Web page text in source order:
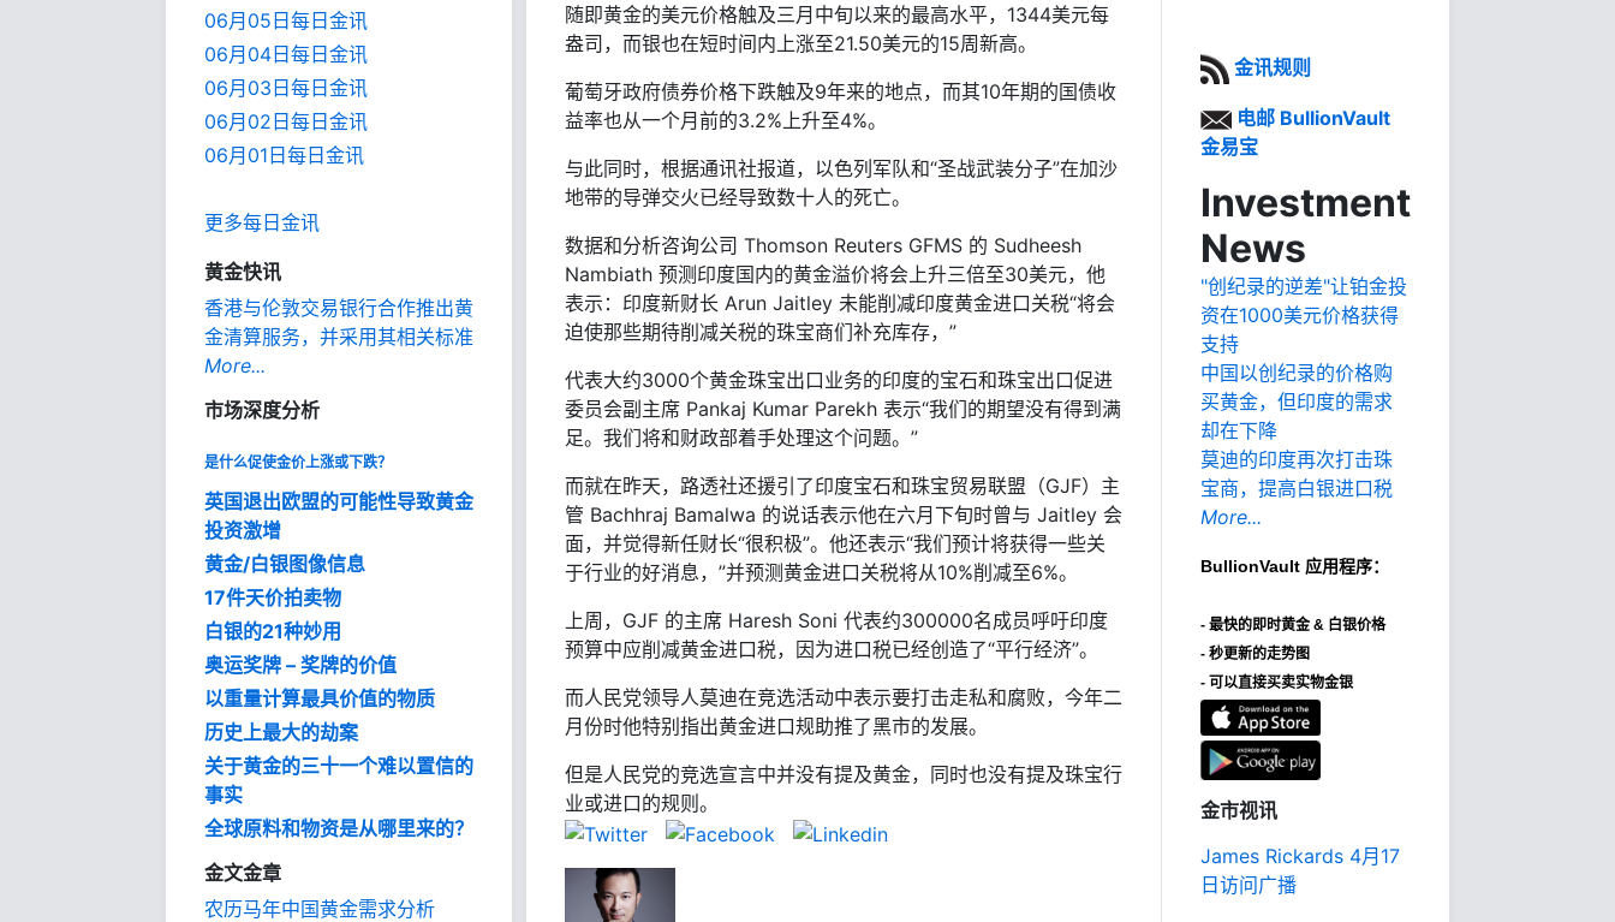
06月05日每日金讯
06月04日每日金讯
06月03日每日金讯
06月02日每日金讯
06月01日每日金讯
更多每日金讯
黄金快讯
香港与伦敦交易银行合作推出黄
金清算服务，并采用其相关标准
More...
市场深度分析
是什么促使金价上涨或下跌？
英国退出欧盟的可能性导致黄金
投资激增
黄金/白银图像信息
17件天价拍卖物
白银的21种妙用
奥运奖牌 – 奖牌的价值
以重量计算最具价值的物质
历史上最大的劫案
关于黄金的三十一个难以置信的
事实
全球原料和物资是从哪里来的？
金文金章
农历马年中国黄金需求分析
随即黄金的美元价格触及三月中旬以来的最高水平，1344美元每
盎司，而银也在短时间内上涨至21.50美元的15周新高。
葡萄牙政府债券价格下跌触及9年来的地点，而其10年期的国债收
益率也从一个月前的3.2%上升至4%。
与此同时，根据通讯社报道，以色列军队和“圣战武装分子”在加沙
地带的导弹交火已经导致数十人的死亡。
数据和分析咨询公司 Thomson Reuters GFMS 的 Sudheesh
Nambiath 预测印度国内的黄金溢价将会上升三倍至30美元，他
表示：印度新财长 Arun Jaitley 未能削减印度黄金进口关税“将会
迫使那些期待削减关税的珠宝商们补充库存，”
代表大约3000个黄金珠宝出口业务的印度的宝石和珠宝出口促进
委员会副主席 Pankaj Kumar Parekh 表示“我们的期望没有得到满
足。我们将和财政部着手处理这个问题。”
而就在昨天，路透社还援引了印度宝石和珠宝贸易联盟（GJF）主
管 Bachhraj Bamalwa 的说话表示他在六月下旬时曾与 Jaitley 会
面，并觉得新任财长“很积极”。他还表示“我们预计将获得一些关
于行业的好消息，”并预测黄金进口关税将从10%削减至6%。
上周，GJF 的主席 Haresh Soni 代表约300000名成员呼吁印度
预算中应削减黄金进口税，因为进口税已经创造了“平行经济”。
而人民党领导人莫迪在竞选活动中表示要打击走私和腐败，今年二
月份时他特别指出黄金进口规助推了黑市的发展。
但是人民党的竞选宣言中并没有提及黄金，同时也没有提及珠宝行
业或进口的规则。
金讯规则
电邮 BullionVault
金易宝
Investment
News
"创纪录的逆差"让铂金投
资在1000美元价格获得
支持
中国以创纪录的价格购
买黄金，但印度的需求
却在下降
莫迪的印度再次打击珠
宝商，提高白银进口税
More...
BullionVault 应用程序：
- 最快的即时黄金 & 白银价格
- 秒更新的走势图
- 可以直接买卖实物金银
金市视讯
James Rickards 4月17
日访问广播